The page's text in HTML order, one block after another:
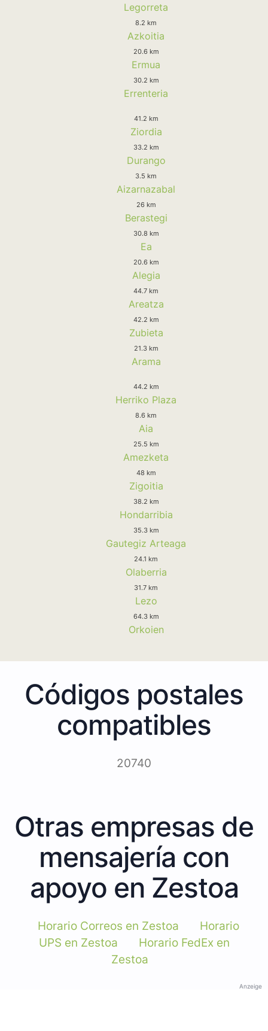
Legorreta
8.2 km
Azkoitia
20.6 km
Ermua
30.2 km
Errenteria
41.2 km
Ziordia
33.2 km
Durango
3.5 km
Aizarnazabal
26 km
Berastegi
30.8 km
Ea
20.6 km
Alegia
44.7 km
Areatza
42.2 km
Zubieta
21.3 km
Arama
44.2 km
Herriko Plaza
8.6 km
Aia
25.5 km
Amezketa
48 km
Zigoitia
38.2 km
Hondarribia
35.3 km
Gautegiz Arteaga
24.1 km
Olaberria
31.7 km
Lezo
64.3 km
Orkoien
Códigos postales
compatibles
20740
Otras empresas de
mensajería con
apoyo en Zestoa
Horario Correos en Zestoa
Horario
UPS en Zestoa
Horario FedEx en
Zestoa
Anzeige